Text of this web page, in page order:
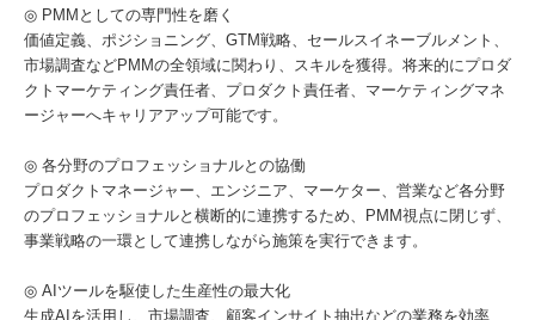
◎ PMMとしての専門性を磨く
価値定義、ポジショニング、GTM戦略、セールスイネーブルメント、
市場調査などPMMの全領域に関わり、スキルを獲得。将来的にプロダ
クトマーケティング責任者、プロダクト責任者、マーケティングマネ
ージャーへキャリアアップ可能です。
◎ 各分野のプロフェッショナルとの協働
プロダクトマネージャー、エンジニア、マーケター、営業など各分野
のプロフェッショナルと横断的に連携するため、PMM視点に閉じず、
事業戦略の一環として連携しながら施策を実行できます。
◎ AIツールを駆使した生産性の最大化
生成AIを活用し、市場調査、顧客インサイト抽出などの業務を効率